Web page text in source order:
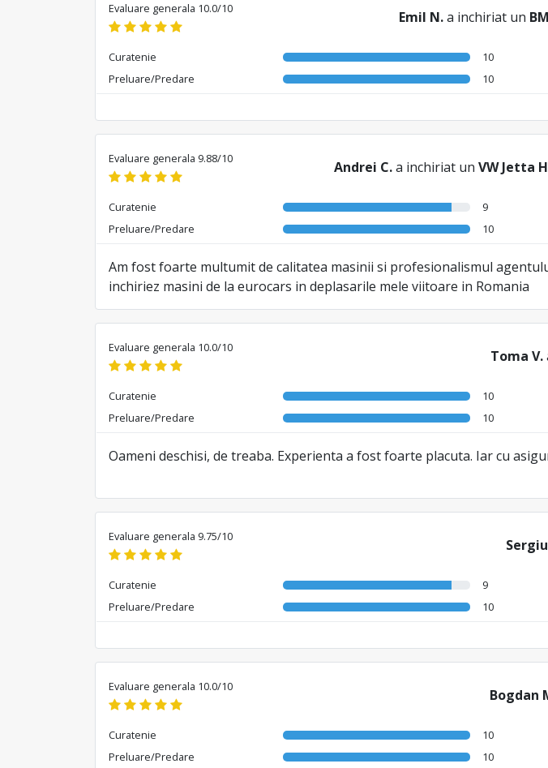
Evaluare generala 10.0/10 Emil N.a inchiriat un
Curatenie 10
Preluare/Predare
10
Evaluare generala 9.88/10 Andrei C.a inchiriat un VW Jetta
Curatenie 9
Preluare/Predare
10
Am fost foarte multumit de calitatea masinii si profesionalismul
inchiriez masini de la eurocars in deplasarile mele viitoare in Romania
Evaluare generala 10.0/10 Toma V.
Curatenie 10
Preluare/Predare
10
Oameni deschisi, de treaba. Experienta a fost foarte placuta. Iar cu
Evaluare generala 9.75/10
Curatenie 9
Preluare/Predare
10
Evaluare generala 10.0/10 Bogdan
Curatenie 10
Preluare/Predare
10